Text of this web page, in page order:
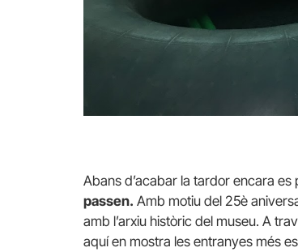
Abans d’acabar la tardor encara es
passen. Amb motiu del 25è
amb l’arxiu històric del museu. A
aquí en mostra les entranyes més